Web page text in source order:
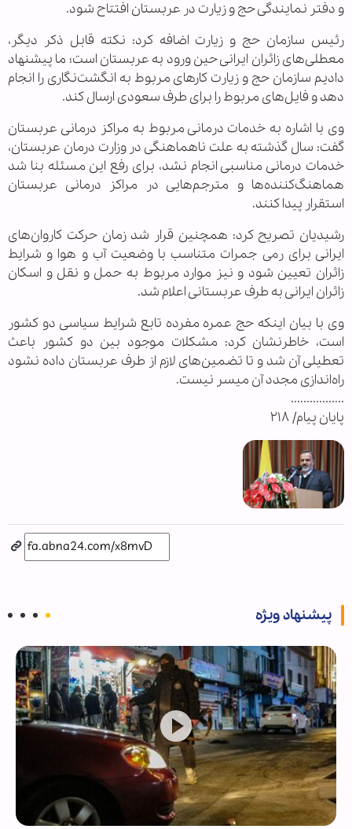
و دفتر نمایندگی حج و زیارت در عربستان افتتاح شود.
رئیس سازمان حج و زیارت اضافه کرد: نکته قابل ذکر دیگر،
معطلی‌های زائران ایرانی حین ورود به عربستان است؛ ما پیشنهاد
دادیم سازمان حج و زیارت کارهای مربوط به انگشت‌نگاری را انجام
دهد و فایل‌های مربوط را برای طرف سعودی ارسال کند.
وی با اشاره به خدمات درمانی مربوط به مراکز درمانی عربستان
گفت: سال گذشته به علت ناهماهنگی در وزارت درمان عربستان،
خدمات درمانی مناسبی انجام نشد، برای رفع این مسئله بنا شد
هماهنگ‌کننده‌ها و مترجم‌هایی در مراکز درمانی عربستان
استقرار پیدا کنند.
رشیدیان تصریح کرد: همچنین قرار شد زمان حرکت کاروان‌های
ایرانی برای رمی جمرات متناسب با وضعیت آب و هوا و شرایط
زائران تعیین شود و نیز موارد مربوط به حمل و نقل و اسکان
زائران ایرانی به طرف عربستانی اعلام شد.
وی با بیان اینکه حج عمره مفرده تابع شرایط سیاسی دو کشور
است، خاطرنشان کرد: مشکلات موجود بین دو کشور باعث
تعطیلی آن شد و تا تضمین‌های لازم از طرف عربستان داده نشود
راه‌اندازی مجدد آن میسر نیست.
.................
پایان پیام/ ۲۱۸
پیشنهاد ویژه